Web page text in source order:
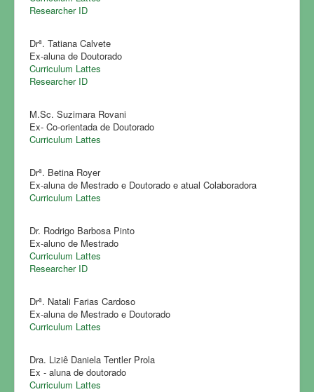
Researcher ID
Drª. Tatiana Calvete
Ex-aluna de Doutorado
Curriculum Lattes
Researcher ID
M.Sc. Suzimara Rovani
Ex- Co-orientada de Doutorado
Curriculum Lattes
Drª. Betina Royer
Ex-aluna de Mestrado e Doutorado e atual Colaboradora
Curriculum Lattes
Dr. Rodrigo Barbosa Pinto
Ex-aluno de Mestrado
Curriculum Lattes
Researcher ID
Drª. Natali Farias Cardoso
Ex-aluna de Mestrado e Doutorado
Curriculum Lattes
Dra. Liziê Daniela Tentler Prola
Ex - aluna de doutorado
Curriculum Lattes